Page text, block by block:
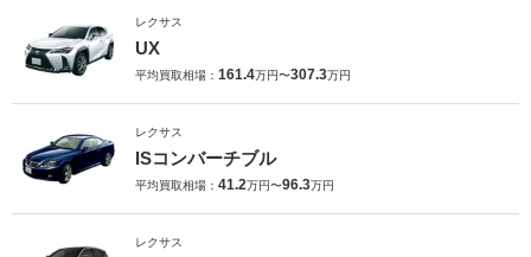
レクサス
UX
平均買取相場： 161.4万円〜307.3万円
レクサス
ISコンバーチブル
平均買取相場： 41.2万円〜96.3万円
レクサス